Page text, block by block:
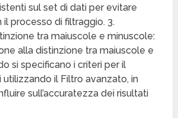
sul set di dati per evitare
processo di filtraggio. 3.
tra maiuscole e minuscole:
alla distinzione tra maiuscole e
si specificano i criteri per il
il Filtro avanzato, in
sull’accuratezza dei risultati